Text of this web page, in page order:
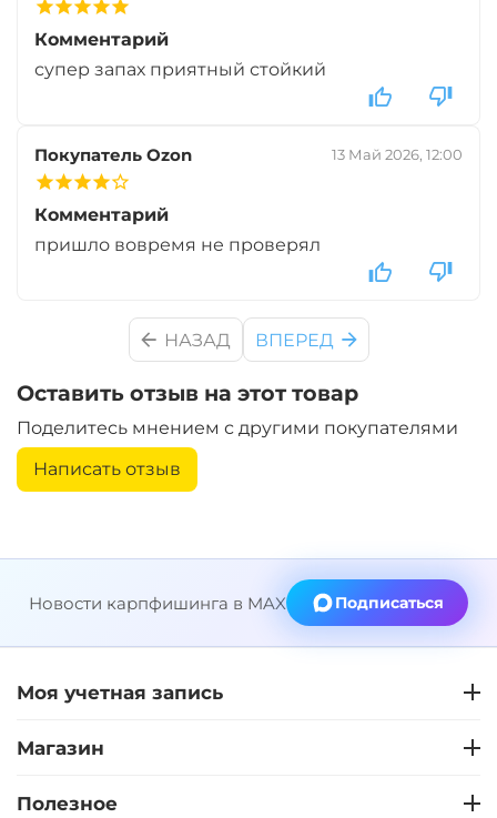
Комментарий
супер запах приятный стойкий
Покупатель Ozon 13 Май 2026, 12:00
Комментарий
пришло вовремя не проверял
НАЗАД ВПЕРЕД
Оставить отзыв на этот товар
Поделитесь мнением с другими покупателями
Написать отзыв
Новости карпфишинга в MAX Подписаться
Моя учетная запись
Магазин
Полезное